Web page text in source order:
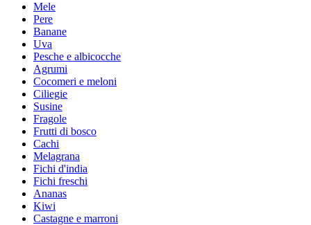
Mele
Pere
Banane
Uva
Pesche e albicocche
Agrumi
Cocomeri e meloni
Ciliegie
Susine
Fragole
Frutti di bosco
Cachi
Melagrana
Fichi d'india
Fichi freschi
Ananas
Kiwi
Castagne e marroni